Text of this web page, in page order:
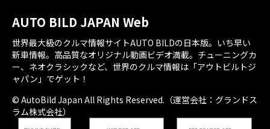
AUTO BILD JAPAN Web
世界最大級のクルマ情報サイトAUTO BILDの日本版。いち早い
新車情報。高品質なオリジナル動画ビデオ満載。チューニングカ
ー、ネオクラシックなど、世界のクルマ情報は「アウトビルトジ
ャパン」でゲット！
© AutoBild Japan All Rights Reserved.（運営会社：グランドス
ラム株式会社）